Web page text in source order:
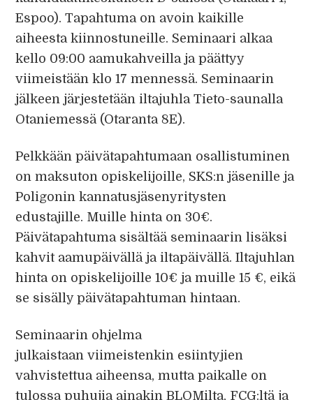
Espoo). Tapahtuma on avoin kaikille
aiheesta kiinnostuneille. Seminaari alkaa
kello 09:00 aamukahveilla ja päättyy
viimeistään klo 17 mennessä. Seminaarin
jälkeen järjestetään iltajuhla Tieto-saunalla
Otaniemessä (Otaranta 8E).
Pelkkään päivätapahtumaan osallistuminen
on maksuton opiskelijoille, SKS:n jäsenille ja
Poligonin kannatusjäsenyritysten
edustajille. Muille hinta on 30€.
Päivätapahtuma sisältää seminaarin lisäksi
kahvit aamupäivällä ja iltapäivällä. Iltajuhlan
hinta on opiskelijoille 10€ ja muille 15 €, eikä
se sisälly päivätapahtuman hintaan.
Seminaarin ohjelma
julkaistaan viimeistenkin esiintyjien
vahvistettua aiheensa, mutta paikalle on
tulossa puhujia ainakin BLOMilta, FCG:ltä ja